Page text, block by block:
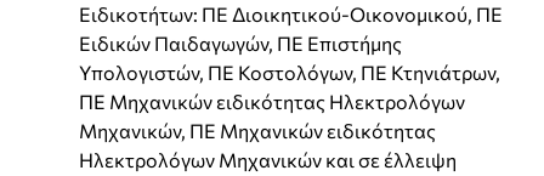
Ειδικοτήτων: ΠΕ Διοικητικού-Οικονομικού, ΠΕ
Ειδικών Παιδαγωγών, ΠΕ Επιστήμης
Υπολογιστών, ΠΕ Κοστολόγων, ΠΕ Κτηνιάτρων,
ΠΕ Μηχανικών ειδικότητας Ηλεκτρολόγων
Μηχανικών, ΠΕ Μηχανικών ειδικότητας
Ηλεκτρολόγων Μηχανικών και σε έλλειψη